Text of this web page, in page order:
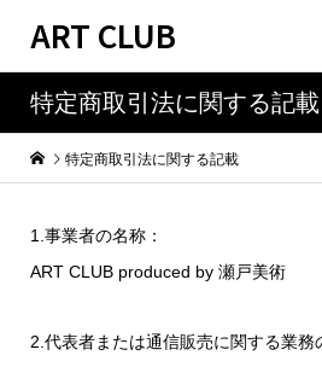
ART CLUB
特定商取引法に関する記載
特定商取引法に関する記載
1.事業者の名称：
ART CLUB produced by 瀬戸美術
2.代表者または通信販売に関する業務